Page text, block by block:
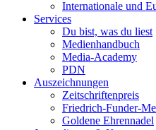
Internationale und
Services
Du bist, was du liest
Medienhandbuch
Media-Academy
PDN
Auszeichnungen
Zeitschriftenpreis
Friedrich-Funder-
Goldene Ehrennadel